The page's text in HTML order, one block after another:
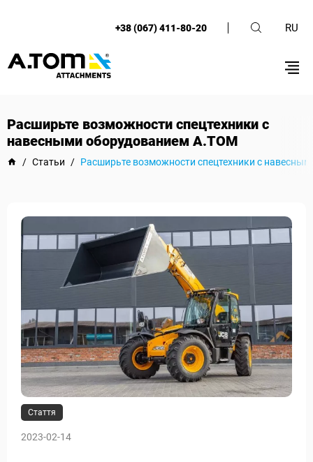
+38 (067) 411-80-20 RU
Расширьте возможности спецтехники с
навесными оборудованием А.ТОМ
/ Статьи / Расширьте возможности спецтехники с
Стаття
2023-02-14